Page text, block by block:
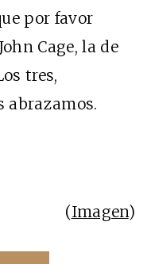
por favor
Cage, la de
tres,
abrazamos.
(Imagen)